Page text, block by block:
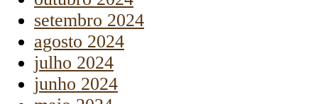
setembro 2024
agosto 2024
julho 2024
junho 2024